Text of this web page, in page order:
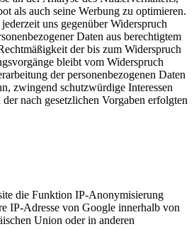
als auch seine Werbung zu optimieren.
uns gegenüber Widerspruch
Daten aus berechtigtem
der bis zum Widerspruch
bleibt vom Widerspruch
der personenbezogenen Daten
zwingend schutzwürdige Interessen
nach gesetzlichen Vorgaben erfolgten
die Funktion IP-Anonymisierung
IP-Adresse von Google innerhalb von
Union oder in anderen